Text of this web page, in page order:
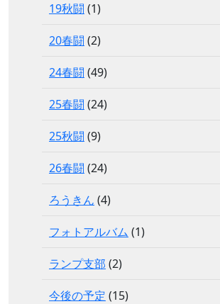
19秋闘 (1)
20春闘 (2)
24春闘 (49)
25春闘 (24)
25秋闘 (9)
26春闘 (24)
ろうきん (4)
フォトアルバム (1)
ランプ支部 (2)
今後の予定 (15)